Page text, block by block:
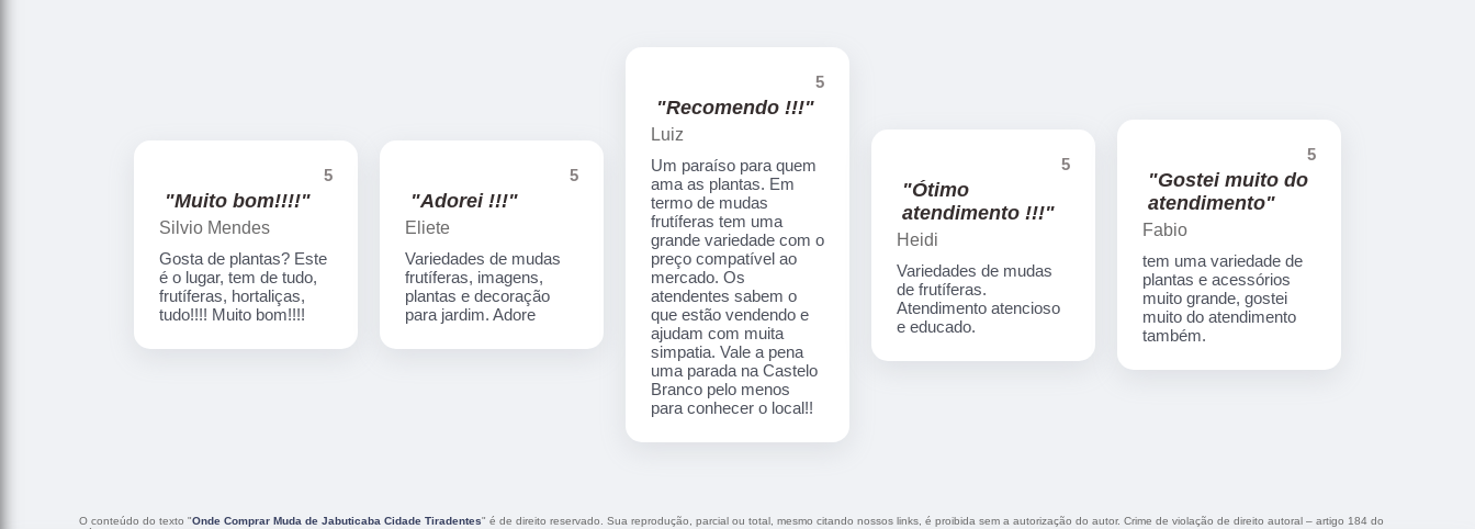
5
"Muito bom!!!!"
Silvio Mendes
Gosta de plantas? Este
é o lugar, tem de tudo,
frutíferas, hortaliças,
tudo!!!! Muito bom!!!!
5
"Adorei !!!"
Eliete
Variedades de mudas
frutíferas, imagens,
plantas e decoração
para jardim. Adore
5
"Recomendo !!!"
Luiz
Um paraíso para quem
ama as plantas. Em
termo de mudas
frutíferas tem uma
grande variedade com o
preço compatível ao
mercado. Os
atendentes sabem o
que estão vendendo e
ajudam com muita
simpatia. Vale a pena
uma parada na Castelo
Branco pelo menos
para conhecer o local!!
5
"Ótimo
atendimento !!!"
Heidi
Variedades de mudas
de frutíferas.
Atendimento atencioso
e educado.
5
"Gostei muito do
atendimento"
Fabio
tem uma variedade de
plantas e acessórios
muito grande, gostei
muito do atendimento
também.
O conteúdo do texto "Onde Comprar Muda de Jabuticaba Cidade Tiradentes" é de direito reservado. Sua reprodução, parcial ou total, mesmo citando nossos links, é proibida sem a autorização do autor. Crime de violação de direito autoral – artigo 184 do